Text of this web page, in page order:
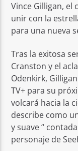
Vince Gilligan, el
unir con la
para una nueva
Tras la exitosa
Cranston y el
Odenkirk,
TV+ para su
volcará hacia la
describe como
y suave “
personaje de